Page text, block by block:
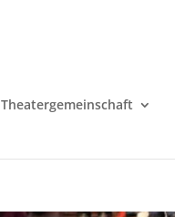
Theatergemeinschaft